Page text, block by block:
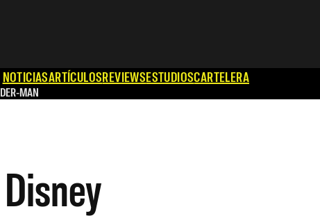
NOTICIASARTÍCULOSREVIEWSESTUDIOSCARTELERA
MAN